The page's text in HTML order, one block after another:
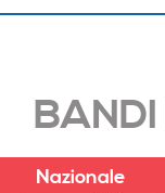
BANDI
Nazionale